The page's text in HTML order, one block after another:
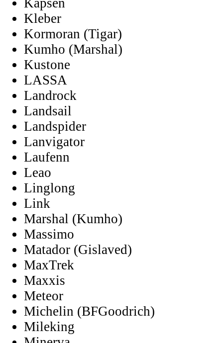
Kapsen
Kleber
Kormoran (Tigar)
Kumho (Marshal)
Kustone
LASSA
Landrock
Landsail
Landspider
Lanvigator
Laufenn
Leao
Linglong
Link
Marshal (Kumho)
Massimo
Matador (Gislaved)
MaxTrek
Maxxis
Meteor
Michelin (BFGoodrich)
Mileking